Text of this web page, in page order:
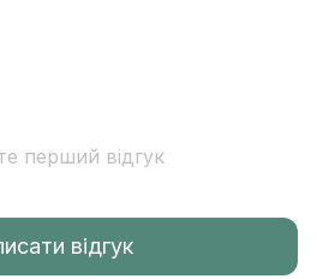
перший відгук
відгук